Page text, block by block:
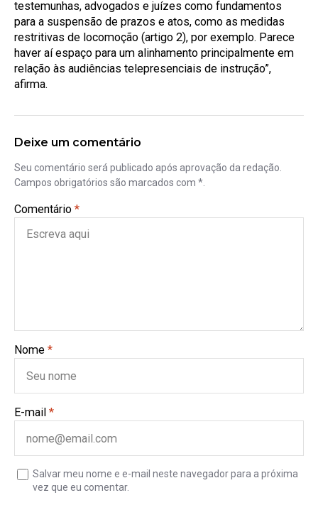
testemunhas, advogados e juízes como fundamentos
para a suspensão de prazos e atos, como as medidas
restritivas de locomoção (artigo 2), por exemplo. Parece
haver aí espaço para um alinhamento principalmente em
relação às audiências telepresenciais de instrução”,
afirma.
Deixe um comentário
Seu comentário será publicado após aprovação da redação.
Campos obrigatórios são marcados com *.
Comentário *
Nome *
E-mail *
Salvar meu nome e e-mail neste navegador para a próxima
vez que eu comentar.